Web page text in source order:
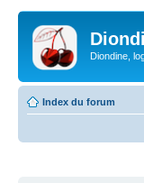
Diondine,
Index du forum